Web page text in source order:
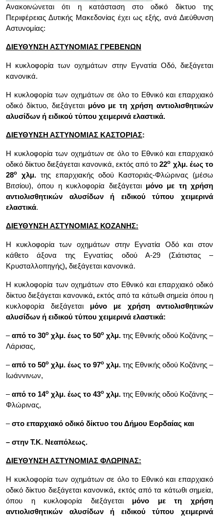
Ανακοινώνεται ότι η κατάσταση στο οδικό δίκτυο της
Περιφέρειας Δυτικής Μακεδονίας έχει ως εξής, ανά Διεύθυνση
Αστυνομίας:
ΔΙΕΥΘΥΝΣΗ ΑΣΤΥΝΟΜΙΑΣ ΓΡΕΒΕΝΩΝ
Η κυκλοφορία των οχημάτων στην Εγνατία Οδό, διεξάγεται
κανονικά.
Η κυκλοφορία των οχημάτων σε όλο το Εθνικό καιεπαρχιακό
οδικό δίκτυο, διεξάγεται μόνο με τη χρήσηαντιολισθητικών
αλυσίδων ή ειδικού τύπου χειμερινά ελαστικά.
ΔΙΕΥΘΥΝΣΗ ΑΣΤΥΝΟΜΙΑΣ ΚΑΣΤΟΡΙΑΣ:
Η κυκλοφορία των οχημάτων σε όλο το Εθνικό και επαρχιακό
οδικό δίκτυοδιεξάγεται κανονικά, εκτός απότο 22ο χλμ. έως το
28ο χλμ. της επαρχιακής οδού Καστοριάς-Φλώρινας (μέσω
Βιτσίου), όπου η κυκλοφορία διεξάγεται μόνο με τη χρήση
αντιολισθητικών αλυσίδωνή ειδικού τύπου χειμερινά
ελαστικά.
ΔΙΕΥΘΥΝΣΗ ΑΣΤΥΝΟΜΙΑΣ ΚΟΖΑΝΗΣ:
Η κυκλοφορία των οχημάτων στην Εγνατία Οδό και στον
κάθετο άξονα της Εγνατίας οδού Α-29 (Σιάτιστας –
Κρυσταλλοπηγής), διεξάγεται κανονικά.
Η κυκλοφορία των οχημάτων στο Εθνικό και επαρχιακό οδικό
δίκτυο διεξάγεται κανονικά,εκτός από τα κάτωθι σημεία όπου η
κυκλοφορία διεξάγεται μόνο με χρήση αντιολισθητικών
αλυσίδων ή ειδικού τύπου χειμερινά ελαστικά:
–από το 30ο χλμ. έως το 50ο χλμ. της Εθνικής οδού Κοζάνης –
Λάρισας,
–από το 50ο χλμ. έως το 97ο χλμ. της Εθνικής οδού Κοζάνης –
Ιωάννινων,
– από το 14ο χλμ. έως το 43ο χλμ. της Εθνικής οδού Κοζάνης –
Φλώρινας,
–στο επαρχιακό οδικό δίκτυο του Δήμου Εορδαίας και
– στην Τ.Κ. Νεαπόλεως.
ΔΙΕΥΘΥΝΣΗ ΑΣΤΥΝΟΜΙΑΣ ΦΛΩΡΙΝΑΣ:
Η κυκλοφορία των οχημάτων σε όλο το Εθνικό και επαρχιακό
οδικό δίκτυο διεξάγεται κανονικά, εκτός από τα κάτωθι σημεία,
όπου η κυκλοφορία διεξάγεται μόνο με τη χρήση
αντιολισθητικών αλυσίδων ή ειδικού τύπου χειμερινά